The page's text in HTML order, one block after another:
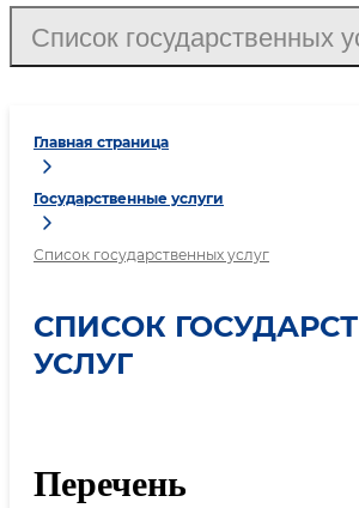
Главная страница
Государственные услуги
Список государственных услуг
СПИСОК
УСЛУГ
Перечень
Список государственных